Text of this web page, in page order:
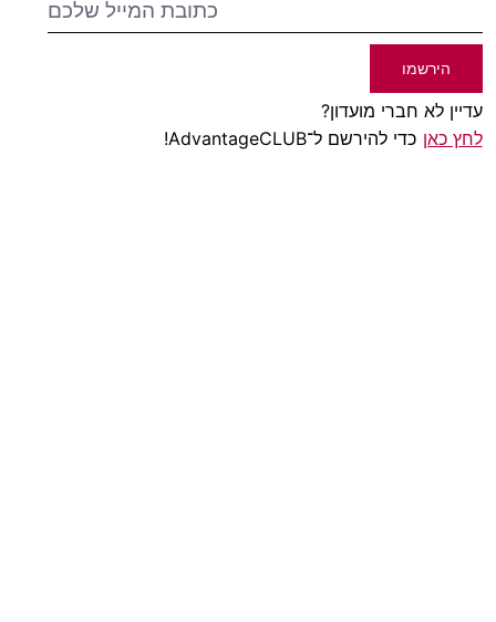
הירשמו
עדיין לא חברי מועדון?
לחץ כאן כדי להירשם ל־AdvantageCLUB!